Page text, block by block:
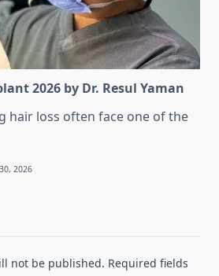
2026 by Dr. Resul Yaman
hair loss often face one of the
2026
not be published. Required fields